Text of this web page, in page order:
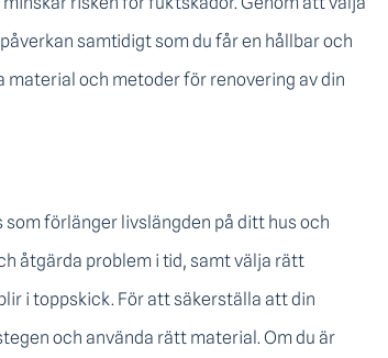
samtidigt som du får en hållbar och
material och metoder för renovering av din
förlänger livslängden på ditt hus och
åtgärda problem i tid, samt välja rätt
i toppskick. För att säkerställa att din
och använda rätt material. Om du är